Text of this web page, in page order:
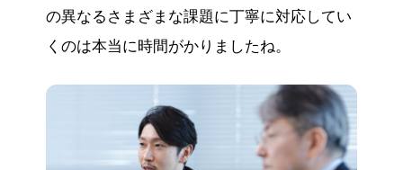
の異なるさまざまな課題に丁寧に対応してい
くのは本当に時間がかりましたね。